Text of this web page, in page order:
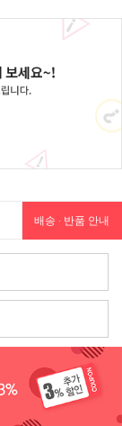
배송 · 반품 안내